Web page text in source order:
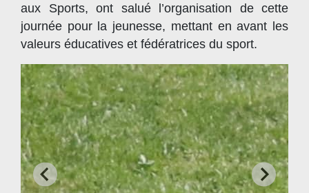
aux Sports, ont salué l’organisation de cette
journée pour la jeunesse, mettant en avant les
valeurs éducatives et fédératrices du sport.